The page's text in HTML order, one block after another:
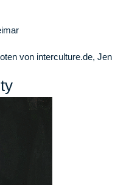
von interculture.de,